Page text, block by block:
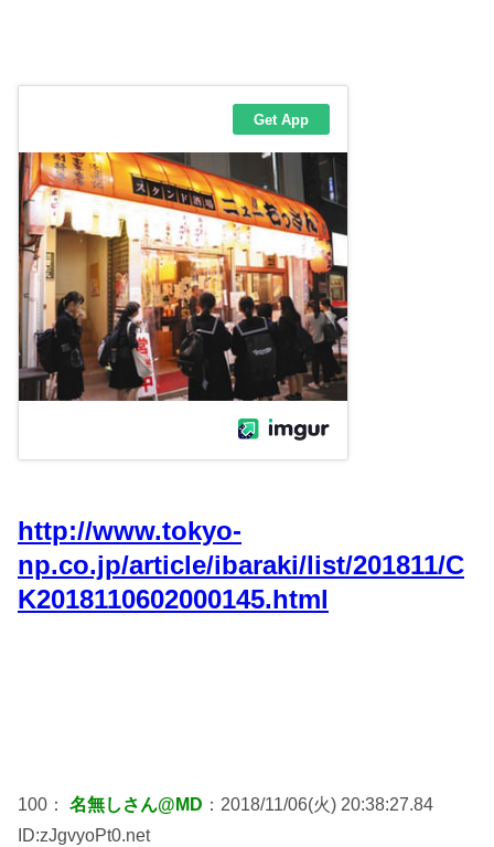
http://www.tokyo-
np.co.jp/article/ibaraki/list/201811/C
K2018110602000145.html
100： 名無しさん@MD ：2018/11/06(火) 20:38:27.84
ID:zJgvyoPt0.net